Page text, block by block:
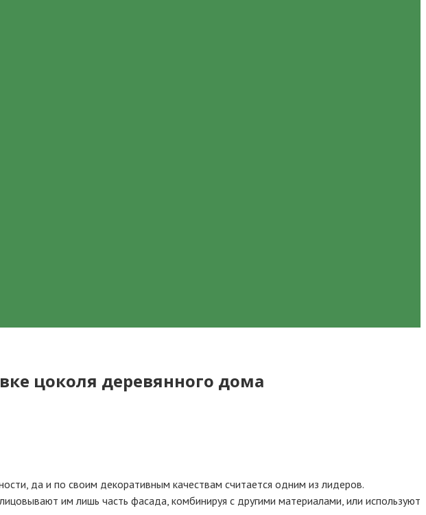
цоколя деревянного дома
да и по своим декоративным качествам считается одним из лидеров.
им лишь часть фасада, комбинируя с другими материалами, или используют